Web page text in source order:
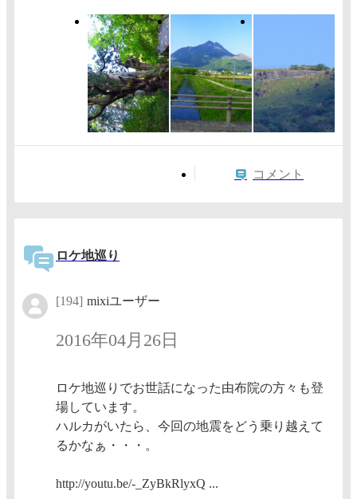
コメント
ロケ地巡り
[194] mixiユーザー
2016年04月26日
ロケ地巡りでお世話になった由布院の方々も登
場しています。
ハルカがいたら、今回の地震をどう乗り越えて
るかなぁ・・・。
http://youtu.be/-_ZyBkRlyxQ ...